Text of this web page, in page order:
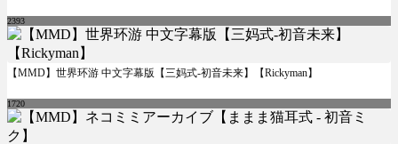
2393
【MMD】世界环游 中文字幕版【三妈式-初音未来】【Rickyman】
1720